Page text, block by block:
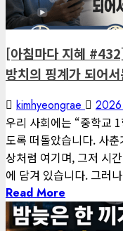
아침마다 지혜
[아침마다 지혜
방치의 핑계가 되어
kimhyeongrae
우리 사회에는 “중학교
도록 떠돌았습니다. 사
상처럼 여기며, 그저 시
에 담겨 있습니다. 그러
Read More
1 minute read